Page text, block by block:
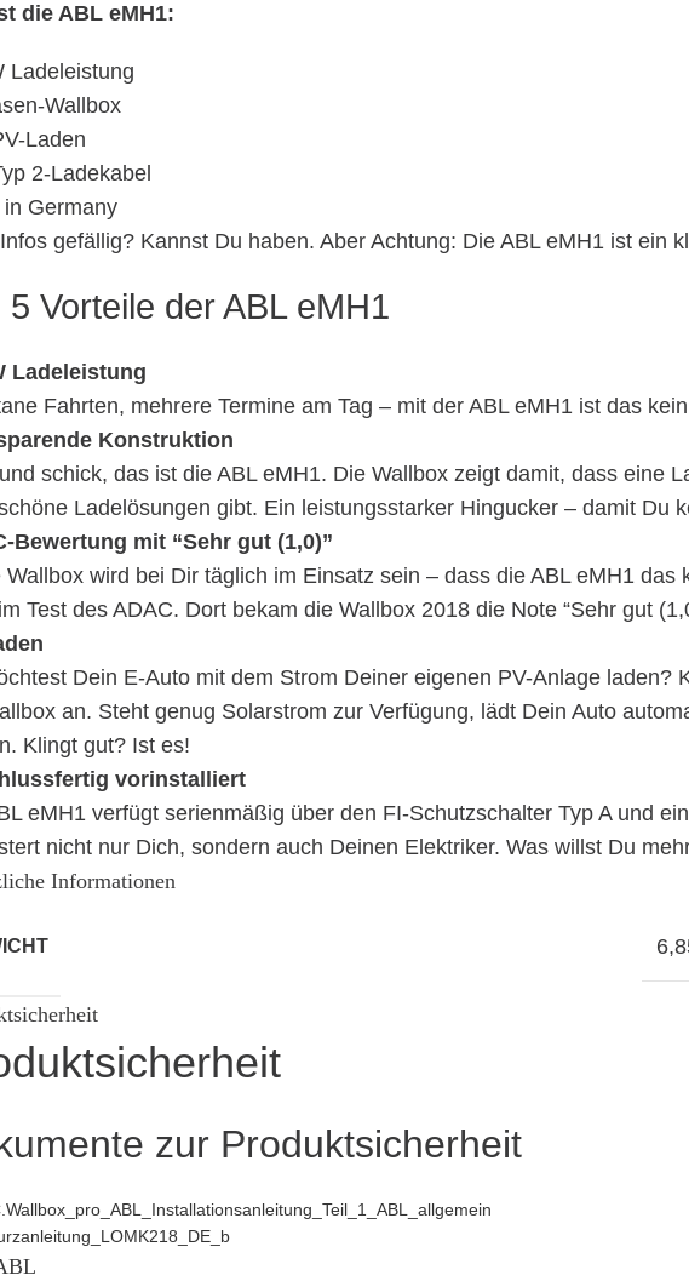
die ABL eMH1:
Ladeleistung
Wallbox
Laden
2-Ladekabel
Germany
gefällig? Kannst Du haben. Aber Achtung: Die ABL eMH1 ist
5 Vorteile der ABL eMH1
Ladeleistung
Fahrten, mehrere Termine am Tag – mit der ABL eMH1 ist das
Konstruktion
schick, das ist die ABL eMH1. Die Wallbox zeigt damit, dass eine
Ladelösungen gibt. Ein leistungsstarker Hingucker – damit Du
Bewertung mit “Sehr gut (1,0)”
Wallbox wird bei Dir täglich im Einsatz sein – dass die ABL eMH1
Test des ADAC. Dort bekam die Wallbox 2018 die Note “Sehr gut
Dein E-Auto mit dem Strom Deiner eigenen PV-Anlage
an. Steht genug Solarstrom zur Verfügung, lädt Dein Auto
Klingt gut? Ist es!
vorinstalliert
eMH1 verfügt serienmäßig über den FI-Schutzschalter Typ A und
nicht nur Dich, sondern auch Deinen Elektriker. Was willst Du
Informationen
zur Produktsicherheit